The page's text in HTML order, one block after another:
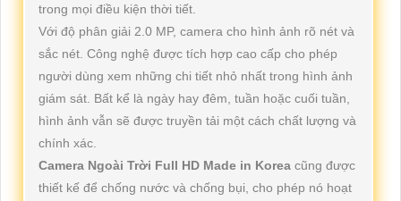
trong mọi điều kiện thời tiết.
Với độ phân giải 2.0 MP, camera cho hình ảnh rõ nét và
sắc nét. Công nghệ được tích hợp cao cấp cho phép
người dùng xem những chi tiết nhỏ nhất trong hình ảnh
giám sát. Bất kể là ngày hay đêm, tuần hoặc cuối tuần,
hình ảnh vẫn sẽ được truyền tải một cách chất lượng và
chính xác.
Camera Ngoài Trời Full HD Made in Korea cũng được
thiết kế để chống nước và chống bụi, cho phép nó hoạt